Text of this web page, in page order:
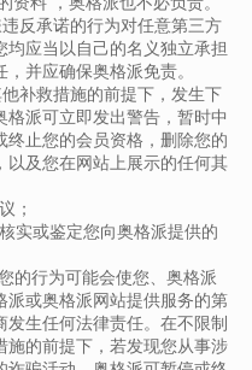
反承诺的行为对任意第三方
均应当以自己的名义独立承担
并应确保奥格派免责。
补救措施的前提下，发生下
格派可立即发出警告，暂时中
终止您的会员资格，删除您的
以及您在网站上展示的任何其
；
实或鉴定您向奥格派提供的
的行为可能会使您、奥格派
派或奥格派网站提供服务的第
发生任何法律责任。在不限制
施的前提下，若发现您从事涉